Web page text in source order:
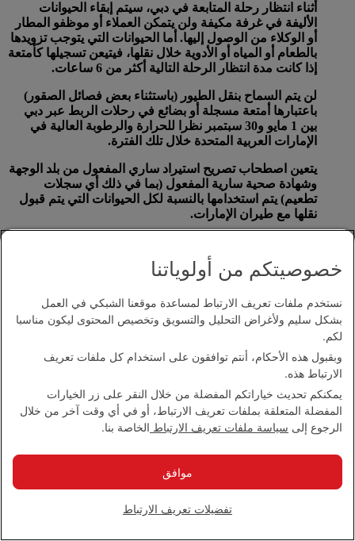
أثناء انتظار رحلة المتابعة في دبي، سيتم إبقاء الحيوانات
الأليفة في غرفة مكيفة ولن يتمكن العملاء أو موظفو المطار
أو الوكلاء من الوصول إليها. أما الحيوانات التي يتوجب تزويدها
بالطعام أو المياه أو الأدوية خلال نقلها، فيتيعن تسجيلها كأمتعة
إذا كانت مدة انتظار الرحلة التالية أكثر من 6 ساعات.
لن يتم السماح بنقل الطيور (باستثناء بعض فصائل الصقور)
باعتبارها أمتعة مسجلة أو بضائع في رحلات الربط عبر دبي
بين 1 مايو و30 سبتمبر نظرا للحرارة والرطوبة العالية في
الإمارات العربية المتحدة خلال تلك الفترة.
يتعين اصطحاب تصريح استيراد ساري المفعول من بلد الوجهة
وشهادة صحية سارية المفعول (بما في ذلك أي سجلات
تطعيم) يتم استخدامها بالنسبة لكل الحيوانات التي يتم قبول
نقلها مع طيران الإمارات.
أنها أمتعة. يرجى الاتصال مع
للحصول على المزيد من المعلومات.
بالنسبة للحيوانات التي يتم نقلها على متن طيران الإمارات،
يتعين كتابة متطلبات درجة الحرارة المثلى على حاوية نقل
الحيوان إضافة إلى رقم الهاتف للاتصال في حالات الطوارئ
لن تقبل طيران الإمارات نقل أي أنثى حيوان قد تجاوزت ثلث
فترة الحمل أو وضعت مولودها قبل السفر بـ 48 ساعة.
ما هي السياسة المتبعة في ما يتعلق بنقل البضائع الخطرة؟
البضائع الخطرة عبارة عن مواد قد تشكل مخاطر على صحة
الركاب وسلامتهم أو قد تتسبب في إلحاق أضرار بالطائرة.
ويشار إلى هذه البضائع أيضا بأنها مواد محظورة ومواد خطرة
خصوصيتكم من أولوياتنا
نستخدم ملفات تعريف الارتباط لمساعدة موقعنا الشبكي في العمل
بشكل سليم ولأغراض التحليل والتسويق وتخصيص المحتوى ليكون مناسبا
لكم.
وبقبول هذه الأحكام، أنتم توافقون على استخدام كل ملفات تعريف
الارتباط هذه.
يمكنكم تحديث خياراتكم المفضلة من خلال النقر على زر الخيارات
المفضلة المتعلقة بملفات تعريف الارتباط، أو في أي وقت آخر من خلال
الرجوع إلى سياسة ملفات تعريف الارتباط الخاصة بنا.
تفضيلات تعريف الارتباط
موافق